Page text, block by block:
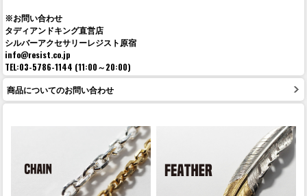
※お問い合わせ
タディアンドキング直営店
シルバーアクセサリーレジスト原宿
info@resist.co.jp
TEL:03-5786-1144 (11:00～20:00)
商品についてのお問い合わせ